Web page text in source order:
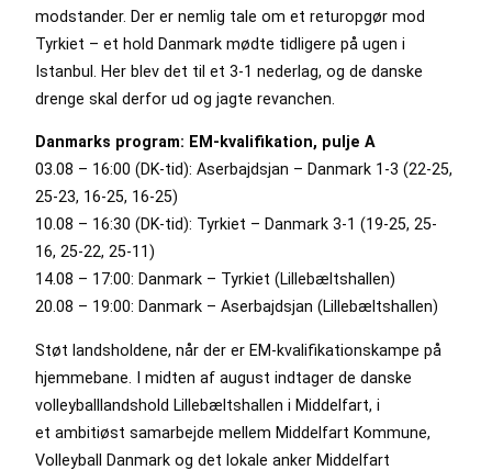
modstander. Der er nemlig tale om et returopgør mod
Tyrkiet – et hold Danmark mødte tidligere på ugen i
Istanbul. Her blev det til et 3-1 nederlag, og de danske
drenge skal derfor ud og jagte revanchen.
Danmarks program: EM-kvalifikation, pulje A
03.08 – 16:00 (DK-tid): Aserbajdsjan – Danmark 1-3 (22-25,
25-23, 16-25, 16-25)
10.08 – 16:30 (DK-tid): Tyrkiet – Danmark 3-1 (19-25, 25-
16, 25-22, 25-11)
14.08 – 17:00: Danmark – Tyrkiet (Lillebæltshallen)
20.08 – 19:00: Danmark – Aserbajdsjan (Lillebæltshallen)
Støt landsholdene, når der er EM-kvalifikationskampe på
hjemmebane. I midten af august indtager de danske
volleyballlandshold Lillebæltshallen i Middelfart, i
et ambitiøst samarbejde mellem Middelfart Kommune,
Volleyball Danmark og det lokale anker Middelfart